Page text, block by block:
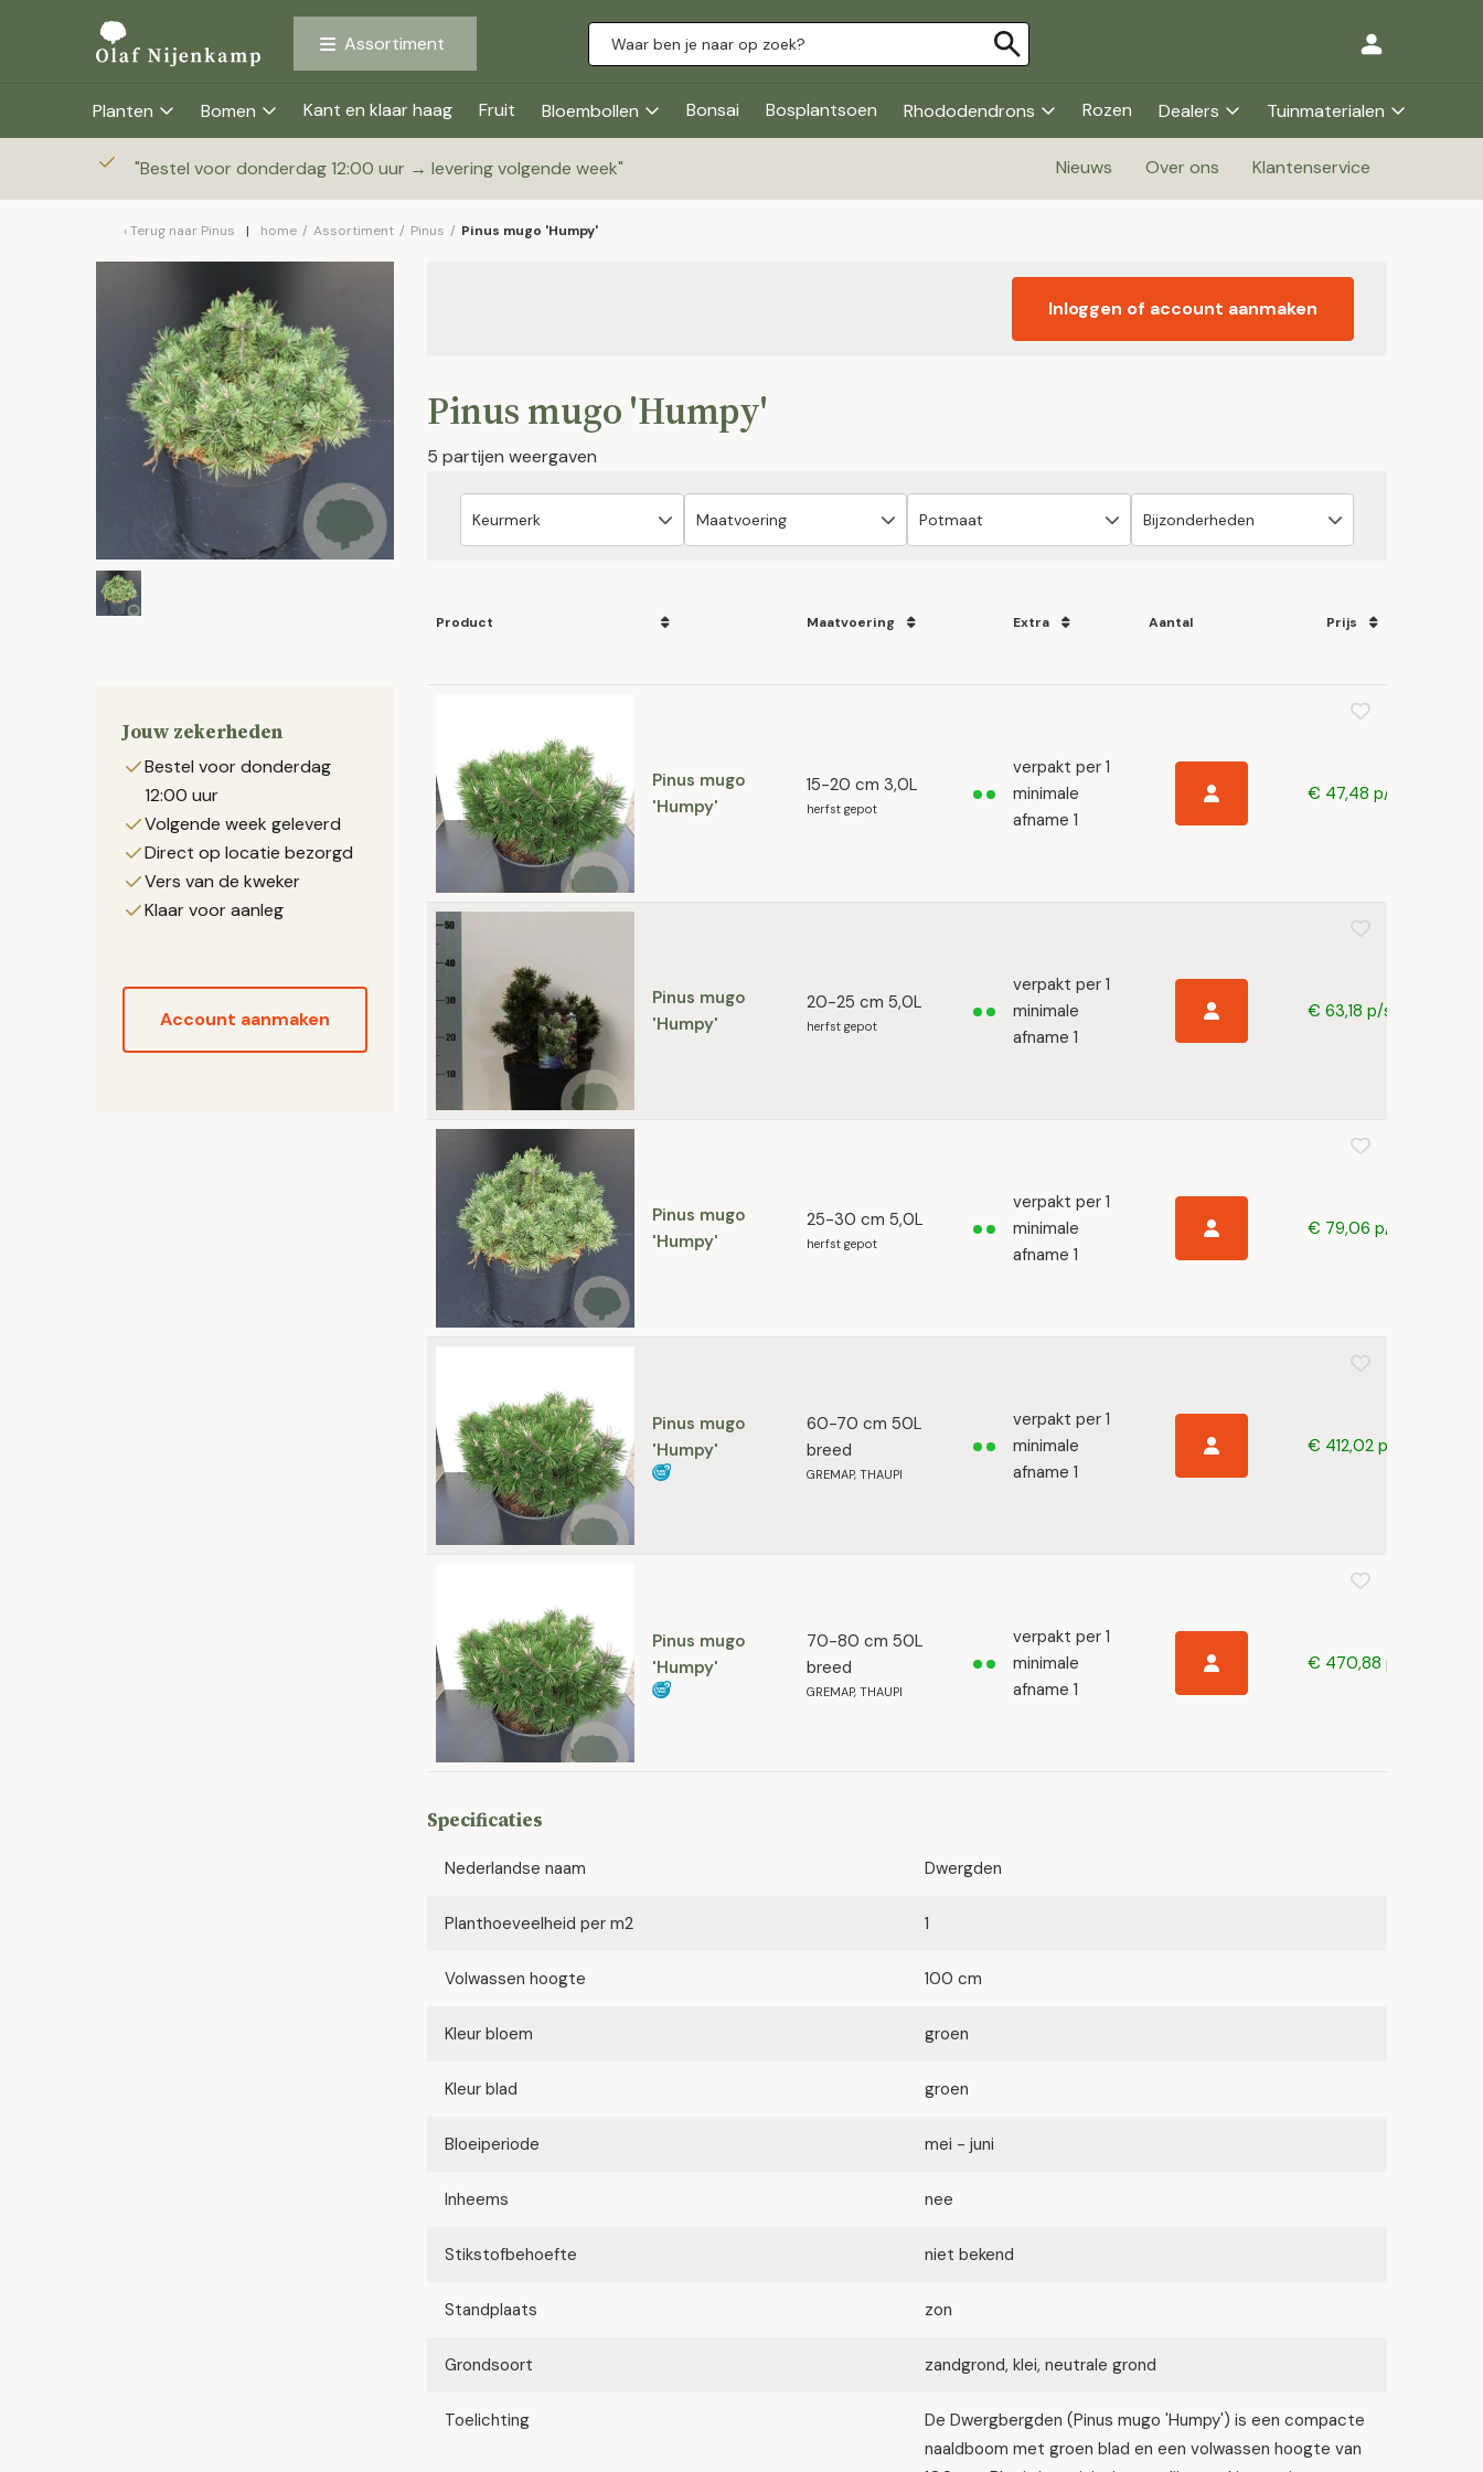
Assortiment
Planten Bomen Kant en klaar haag Fruit Bloembollen Bonsai Bosplantsoen Rhododendrons Rozen Dealers Tuinmaterialen
"Bestel voor donderdag 12:00 uur → levering volgende week" Nieuws Over ons Klantenservice
Terug naar Pinus home / Assortiment / Pinus / Pinus mugo 'Humpy'
Jouw zekerheden
Bestel voor donderdag
12:00 uur
Volgende week geleverd
Direct op locatie bezorgd
Vers van de kweker
Klaar voor aanleg
Account aanmaken
Inloggen of account aanmaken
Pinus mugo 'Humpy'
5 partijen weergaven
Product Maatvoering Extra Aantal Prijs
Pinus mugo
'Humpy'
15-20 cm 3,0L
herfst gepot
verpakt per 1
minimale
afname 1
€ 47,48 p/s
Pinus mugo
'Humpy'
20-25 cm 5,0L
herfst gepot
verpakt per 1
minimale
afname 1
€ 63,18 p/s
Pinus mugo
'Humpy'
25-30 cm 5,0L
herfst gepot
verpakt per 1
minimale
afname 1
€ 79,06 p/s
Pinus mugo
'Humpy'
60-70 cm 50L
breed
GREMAP, THAUPI
verpakt per 1
minimale
afname 1
€ 412,02 p/s
Pinus mugo
'Humpy'
70-80 cm 50L
breed
GREMAP, THAUPI
verpakt per 1
minimale
afname 1
€ 470,88 p/s
Specificaties
Nederlandse naam Dwergden
Planthoeveelheid per m2 1
Volwassen hoogte 100 cm
Kleur bloem groen
Kleur blad groen
Bloeiperiode mei - juni
Inheems nee
Stikstofbehoefte niet bekend
Standplaats zon
Grondsoort zandgrond, klei, neutrale grond
Toelichting
De Dwergbergden (Pinus mugo 'Humpy') is een compacte
naaldboom met groen blad en een volwassen hoogte van